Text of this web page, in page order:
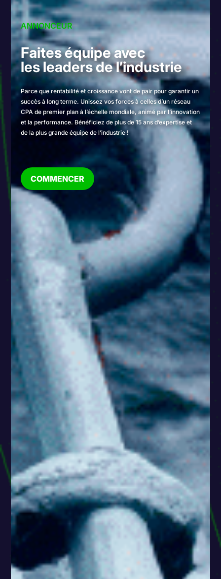
ANNONCEUR
Faites équipe avec
les leaders de l’industrie
Parce que rentabilité et croissance vont de pair pour garantir un
succès à long terme. Unissez vos forces à celles d’un réseau
CPA de premier plan à l’échelle mondiale, animé par l’innovation
et la performance. Bénéficiez de plus de 15 ans d’expertise et
de la plus grande équipe de l’industrie !
COMMENCER